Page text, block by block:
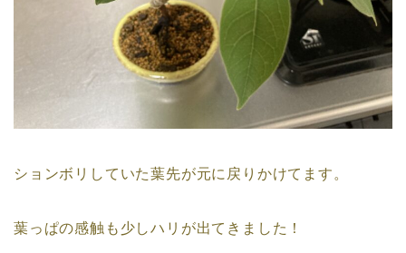
ションボリしていた葉先が元に戻りかけてます。
葉っぱの感触も少しハリが出てきました！